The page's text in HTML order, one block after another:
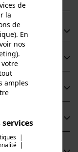
(PDF)
de
la
de
En
nos
amples
|
|